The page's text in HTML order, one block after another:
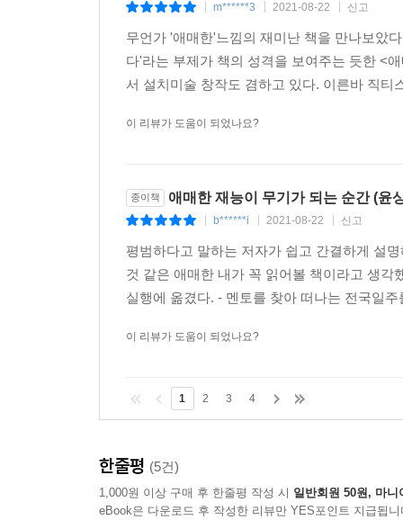
m******3 2021-08-22 신고
무언가 '애매한'느낌의 재미난 책을 만나보았
다'라는 부제가 책의 성격을 보여주는 듯한 <
서 설치미술 창작도 겸하고 있다. 이른바 직
이 리뷰가 도움이 되었나요?
종이책 애매한 재능이 무기가 되는 순간 (윤
b******i 2021-08-22 신고
평범하다고 말하는 저자가 쉽고 간결하게 설
것 같은 애매한 내가 꼭 읽어볼 책이라고 생
실행에 옮겼다. - 멘토를 찾아 떠나는 전국일
이 리뷰가 도움이 되었나요?
1 2 3 4
한줄평 (5건)
1,000원 이상 구매 후 한줄평 작성 시 일반회원 50원, 마니
eBook은 다운로드 후 작성한 리뷰만 YES포인트 지급됩니